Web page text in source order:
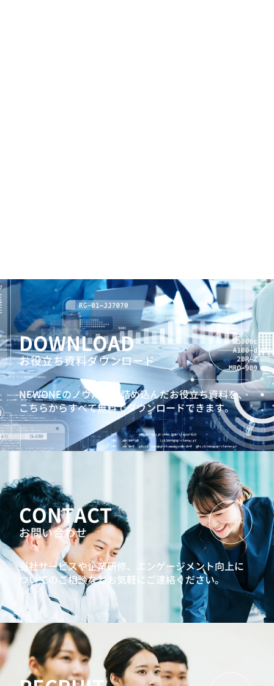
DOWNLOAD
お役立ち資料ダウンロード
NEWONEのノウハウを詰め込んだお役立ち資料を、
こちらからすべて無料でダウンロードできます。
CONTACT
お問い合わせ
当社サービスや企業研修、エンゲージメント向上に
ついてのご相談などお気軽にご連絡ください。